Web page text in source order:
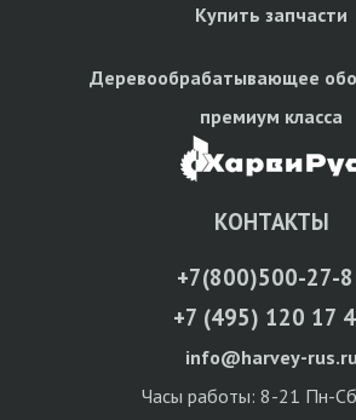
Купить запчасти
Деревообрабатывающее
премиум класса
КОНТАКТЫ
+7(800)500-27-
+7 (495) 120 17
info@harvey-rus.ru
Часы работы: 8-21 Пн-